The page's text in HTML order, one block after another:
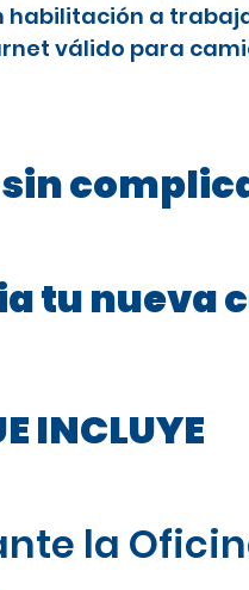
habilitación a
válido para
sin
tu nueva
INCLUYE
la